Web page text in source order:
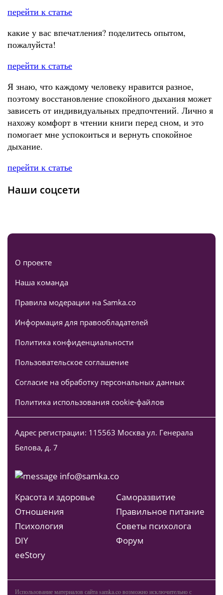
перейти к статье
какие у вас впечатления? поделитесь опытом,
пожалуйста!
перейти к статье
Я знаю, что каждому человеку нравится разное,
поэтому восстановление спокойного дыхания может
зависеть от индивидуальных предпочтений. Лично я
нахожу комфорт в чтении книги перед сном, и это
помогает мне успокоиться и вернуть спокойное
дыхание.
перейти к статье
Наши соцсети
О проекте
Наша команда
Правила модерации на Samka.co
Информация для правообладателей
Политика конфиденциальности
Пользовательское соглашение
Согласие на обработку персональных данных
Политика использования cookie-файлов
Адрес регистрации: 115563 Москва ул. Генерала
Белова, д. 7
info@samka.co
Красота и здоровье
Отношения
Психология
DIY
ееStory
Саморазвитие
Правильное питание
Советы психолога
Форум
Использование материалов сайта samka.co возможно исключительно с